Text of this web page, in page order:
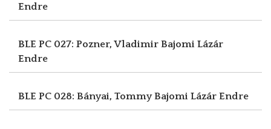
Endre
BLE PC 027: Pozner, Vladimir Bajomi Lázár
Endre
BLE PC 028: Bányai, TommyBajomi Lázár Endre